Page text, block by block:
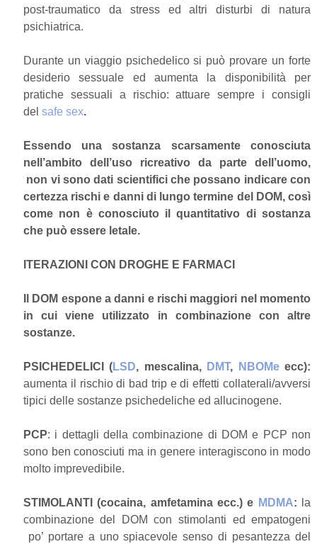
post-traumatico da stress ed altri disturbi di natura
psichiatrica.
Durante un viaggio psichedelico si può provare un forte
desiderio sessuale ed aumenta la disponibilità per
pratiche sessuali a rischio: attuare sempre i consigli
del safe sex.
Essendo una sostanza scarsamente conosciuta
nell’ambito dell’uso ricreativo da parte dell’uomo,
non vi sono dati scientifici che possano indicare con
certezza rischi e danni di lungo termine del DOM, così
come non è conosciuto il quantitativo di sostanza
che può essere letale.
ITERAZIONI CON DROGHE E FARMACI
Il DOM espone a danni e rischi maggiori nel momento
in cui viene utilizzato in combinazione con altre
sostanze.
PSICHEDELICI (LSD, mescalina, DMT, NBOMeecc):
aumenta il rischio di bad trip e di effetti collaterali/avversi
tipici delle sostanze psichedeliche ed allucinogene.
PCP: i dettagli della combinazione di DOM e PCP non
sono ben conosciuti ma in genere interagiscono in modo
molto imprevedibile.
STIMOLANTI (cocaina, amfetamina ecc.) e MDMA: la
combinazione del DOM con stimolanti ed empatogeni
po’ portare a uno spiacevole senso di pesantezza del